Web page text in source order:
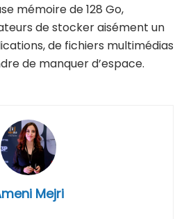
mémoire de 128 Go,
de stocker aisément un
de fichiers multimédias
de manquer d’espace.
Mejri